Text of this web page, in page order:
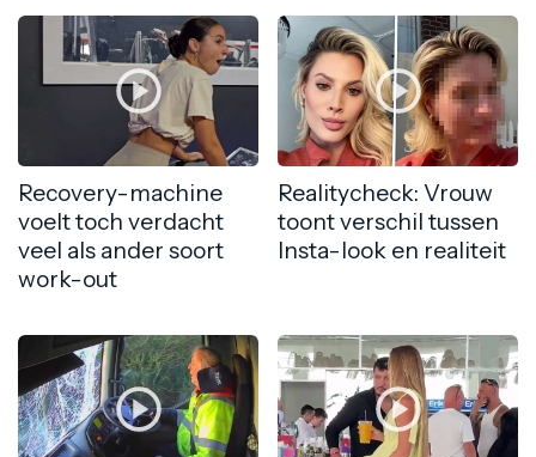
Recovery-machine
voelt toch verdacht
veel als ander soort
work-out
Realitycheck: Vrouw
toont verschil tussen
Insta-look en realiteit